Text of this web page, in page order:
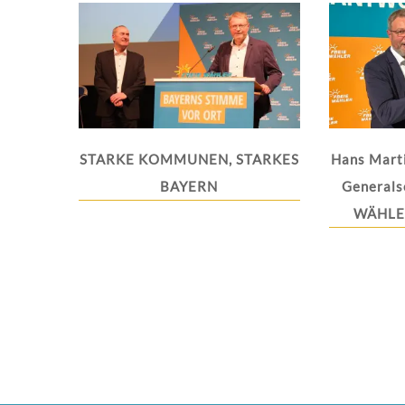
STARKE KOMMUNEN, STARKES
BAYERN
Hans